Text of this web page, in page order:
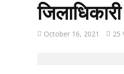
October 16, 2021 25